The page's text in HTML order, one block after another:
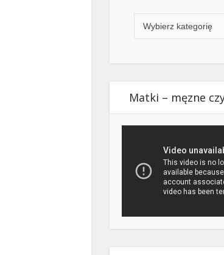
Matki – męzne